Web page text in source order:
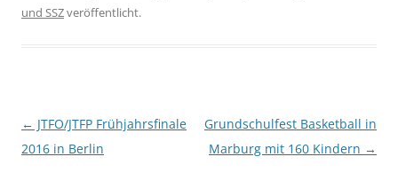
und SSZveröffentlicht.
Beitragsnavigation
← JTFO/JTFP Frühjahrsfinale
2016 in Berlin
Grundschulfest Basketball in
Marburg mit 160 Kindern →